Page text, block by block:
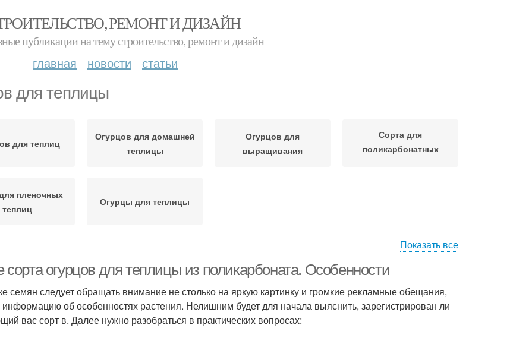
РЕМОНТ И ДИЗАЙН
публикации на тему строительство, ремонт и дизайн
главная новости статьи
для теплицы
для теплиц
Огурцов для домашней
теплицы
Огурцов для
выращивания
Сорта для
поликарбонатных
пленочных
теплиц
Огурцы для теплицы
Показать все
огурцов для теплицы из поликарбоната. Особенности
семян следует обращать внимание не столько на яркую картинку и громкие рекламные обещания,
информацию об особенностях растения. Нелишним будет для начала выяснить, зарегистрирован ли
вас сорт в. Далее нужно разобраться в практических вопросах: